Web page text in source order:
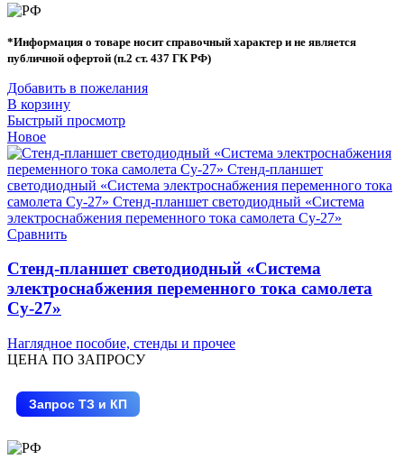
*Информация о товаре носит справочный характер и не является
публичной офертой (п.2 ст. 437 ГК РФ)
Добавить в пожелания
В корзину
Быстрый просмотр
Новое
Сравнить
Стенд-планшет светодиодный «Система
электроснабжения переменного тока самолета
Су-27»
Наглядное пособие, стенды и прочее
ЦЕНА ПО ЗАПРОСУ
Запрос ТЗ и КП